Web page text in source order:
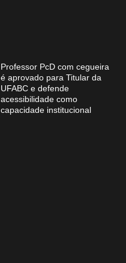
Professor PcD com cegueira
é aprovado para Titular da
UFABC e defende
acessibilidade como
capacidade institucional